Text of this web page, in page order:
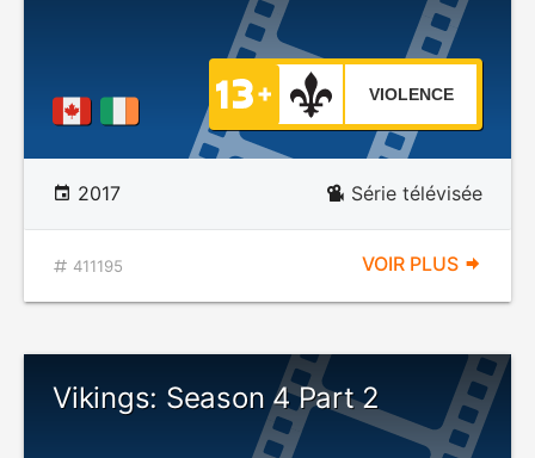
VIOLENCE
2017 Série télévisée
411195 VOIR PLUS
Vikings: Season 4 Part 2